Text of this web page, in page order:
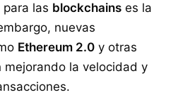
las blockchainses la
nuevas
Ethereum 2.0y otras
mejorando la velocidad y